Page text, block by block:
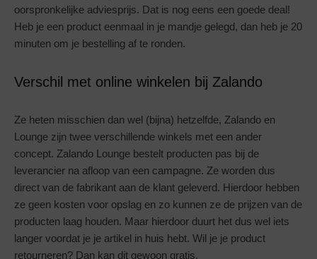
oorspronkelijke adviesprijs. Dat is nog eens een goede deal!
Heb je een product eenmaal in je mandje gelegd, dan heb je 20
minuten om je bestelling af te ronden.
Verschil met online winkelen bij Zalando
Ze heten misschien dan wel (bijna) hetzelfde, Zalando en
Lounge zijn twee verschillende winkels met een ander
concept. Zalando Lounge bestelt producten pas bij de
leverancier na afloop van een campagne. Ze worden dus
direct van de fabrikant aan de klant geleverd. Hierdoor hebben
ze geen kosten voor opslag en zo kunnen ze de prijzen van de
producten laag houden. Maar hierdoor duurt het dus wel iets
langer voordat je je artikel in huis hebt. Wil je je product
retourneren? Dan kan dit gewoon gratis.